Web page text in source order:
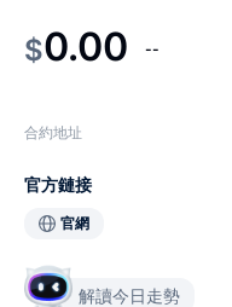
$0.00 --
合約地址
官方鏈接
官網
解讀今日走勢